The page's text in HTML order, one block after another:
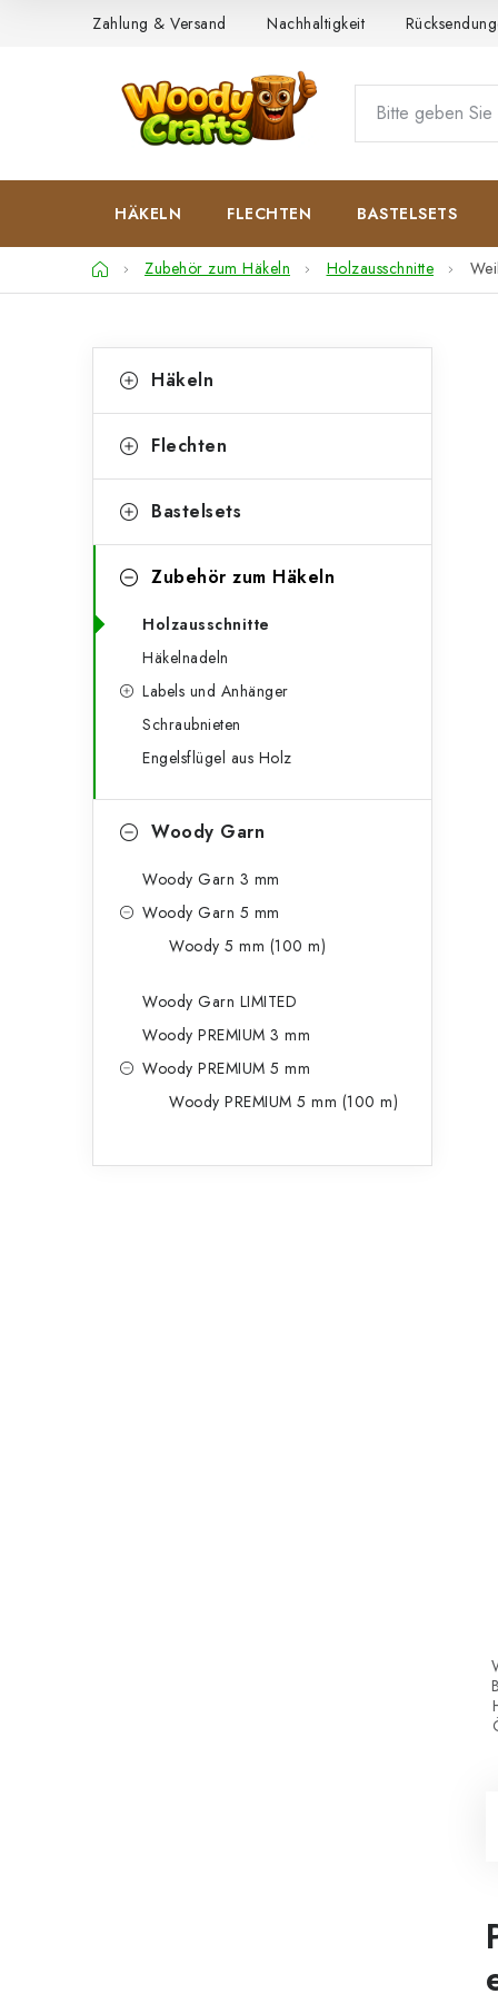
Zahlung & Versand Nachhaltigkeit
HÄKELN FLECHTEN BASTELSETS
StartseiteZubehör zum Häkeln Holzausschnitte
e
t
e
l
t
überspringen
a
e
o
i
Häkeln
Flechten
Bastelsets
Zubehör zum Häkeln
Holzausschnitte
Häkelnadeln
Labels und Anhänger
Schraubnieten
Engelsflügel aus Holz
Woody Garn
Woody Garn 3 mm
Woody Garn 5 mm
Woody 5 mm (100 m)
Woody Garn LIMITED
Woody PREMIUM 3 mm
Woody PREMIUM 5 mm
Woody PREMIUM 5 mm (100 m)